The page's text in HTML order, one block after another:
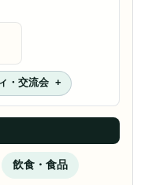
・交流会
飲食・食品